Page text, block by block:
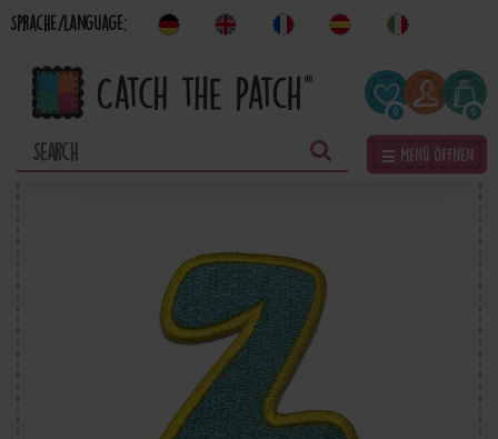
Sprache/Language:
0
☰ Menü öffnen